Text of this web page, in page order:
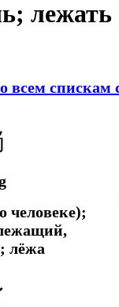
лежать
всем спискам
человеке);
лёжа